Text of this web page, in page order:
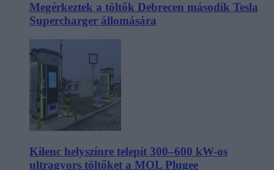
Megérkeztek a töltők Debrecen második Tesla
Supercharger állomására
Kilenc helyszínre telepít 300–600 kW-os
ultragyors töltőket a MOL Plugee